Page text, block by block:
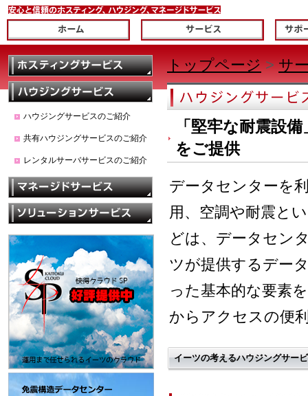
トップページ>サ
「堅牢な耐震設
をご提供
データセンターを
用、空調や耐震と
どは、データセン
ツが提供するデー
った基本的な要素
からアクセスの便
イーツの考えるハウジングサー
ハウジングサービスのご紹介
共有ハウジングサービスのご紹介
レンタルサーバサービスのご紹介